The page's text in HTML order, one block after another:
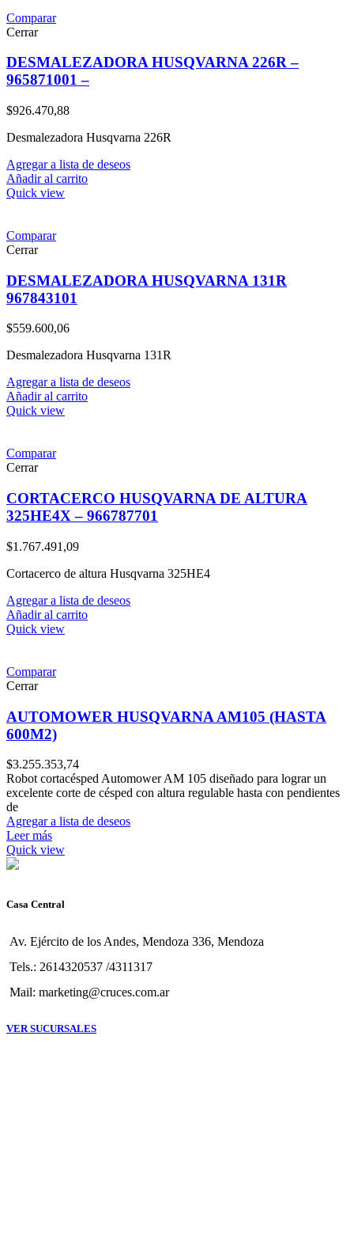
Comparar
Cerrar
DESMALEZADORA HUSQVARNA 226R –
965871001 –
$926.470,88
Desmalezadora Husqvarna 226R
Agregar a lista de deseos
Añadir al carrito
Quick view
Comparar
Cerrar
DESMALEZADORA HUSQVARNA 131R
967843101
$559.600,06
Desmalezadora Husqvarna 131R
Agregar a lista de deseos
Añadir al carrito
Quick view
Comparar
Cerrar
CORTACERCO HUSQVARNA DE ALTURA
325HE4X – 966787701
$1.767.491,09
Cortacerco de altura Husqvarna 325HE4
Agregar a lista de deseos
Añadir al carrito
Quick view
Comparar
Cerrar
AUTOMOWER HUSQVARNA AM105 (HASTA
600M2)
$3.255.353,74
Robot cortacésped Automower AM 105 diseñado para lograr un
excelente corte de césped con altura regulable hasta con pendientes
de
Agregar a lista de deseos
Leer más
Quick view
Casa Central
Av. Ejército de los Andes, Mendoza 336, Mendoza
Tels.: 2614320537 /4311317
Mail: marketing@cruces.com.ar
VER SUCURSALES